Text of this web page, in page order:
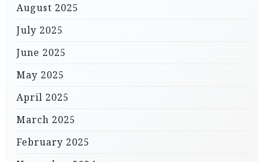
August 2025
July 2025
June 2025
May 2025
April 2025
March 2025
February 2025